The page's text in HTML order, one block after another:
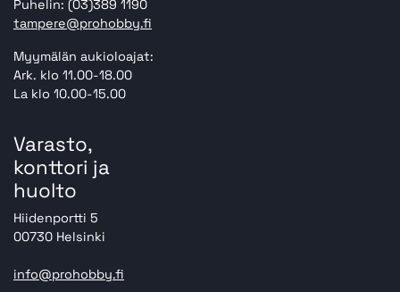
Puhelin: (03)389 1190
tampere@prohobby.fi
Myymälän aukioloajat:
Ark. klo 11.00-18.00
La klo 10.00-15.00
Varasto,
konttori ja
huolto
Hiidenportti 5
00730 Helsinki
info@prohobby.fi